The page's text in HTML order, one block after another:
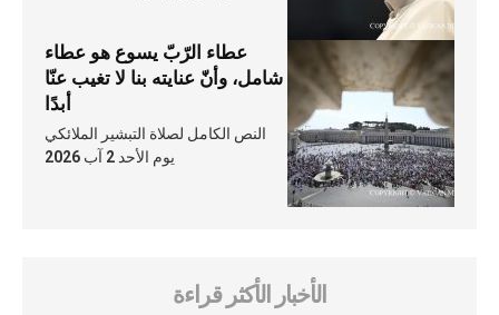
عطاء الرّبّ يسوع هو عطاء
شامل، وأنّ عنايته بنا لا تغيب عنّا
أبدًا
النص الكامل لصلاة التبشير الملائكي
يوم الأحد 2 آب 2026
الأخبار الأكثر قراءة